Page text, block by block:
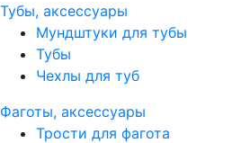
Тубы, аксессуары
Мундштуки для тубы
Тубы
Чехлы для туб
Фаготы, аксессуары
Трости для фагота